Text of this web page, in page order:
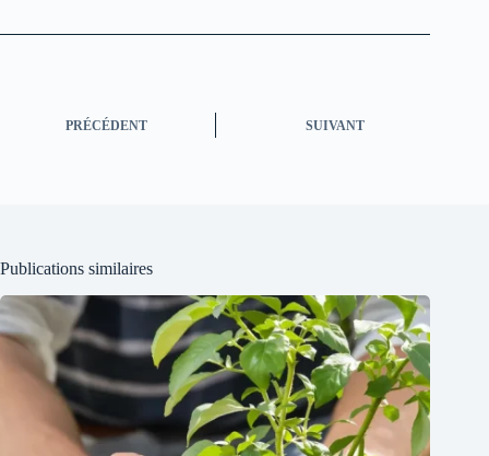
PRÉCÉDENT SUIVANT
Publications similaires